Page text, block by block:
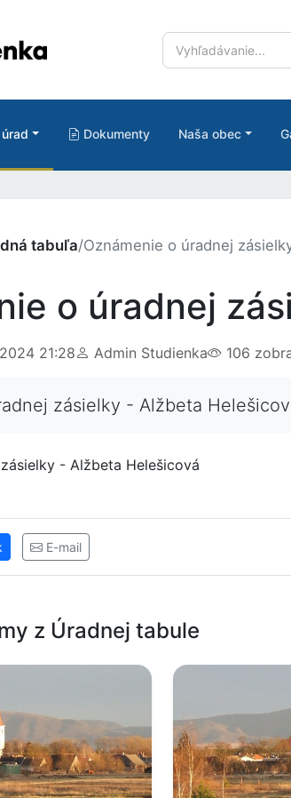
Dokumenty Naša obec
tabuľa/Oznámenie o úradnej
o úradnej
21:28 Admin Studienka 106
zásielky - Alžbeta
- Alžbeta Helešicová
E-mail
z Úradnej tabule